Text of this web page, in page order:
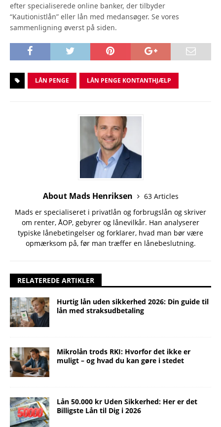
efter specialiserede online banker, der tilbyder
“Kautionistlån” eller lån med medansøger. Se vores
sammenligning øverst på siden.
LÅN PENGE LÅN PENGE KONTANTHJÆLP
About Mads Henriksen
63 Articles
Mads er specialiseret i privatlån og forbrugslån og skriver
om renter, ÅOP, gebyrer og lånevilkår. Han analyserer
typiske lånebetingelser og forklarer, hvad man bør være
opmærksom på, før man træffer en lånebeslutning.
RELATEREDE ARTIKLER
Hurtig lån uden sikkerhed 2026: Din guide til
lån med straksudbetaling
Mikrolån trods RKI: Hvorfor det ikke er
muligt – og hvad du kan gøre i stedet
Lån 50.000 kr Uden Sikkerhed: Her er det
Billigste Lån til Dig i 2026